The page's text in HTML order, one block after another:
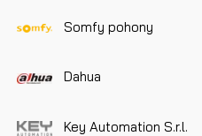
Somfy pohony
Dahua
Key Automation S.r.l.